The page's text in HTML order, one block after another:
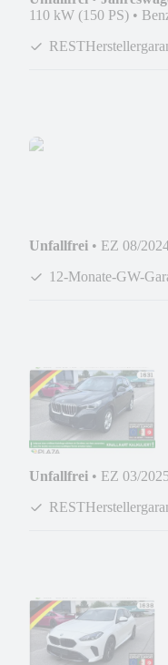
110 kW (150 PS) •
Unfallfrei • EZ 08/
12-Monate-GW-
Unfallfrei • EZ 03/